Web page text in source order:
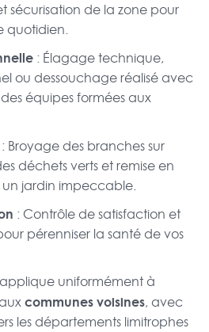
sécurisation de la zone pour
quotidien.
: Élagage technique,
ou dessouchage réalisé avec
équipes formées aux
: Broyage des branches sur
déchets verts et remise en
jardin impeccable.
: Contrôle de satisfaction et
pérenniser la santé de vos
uniformément à
communes voisines, avec
les départements limitrophes